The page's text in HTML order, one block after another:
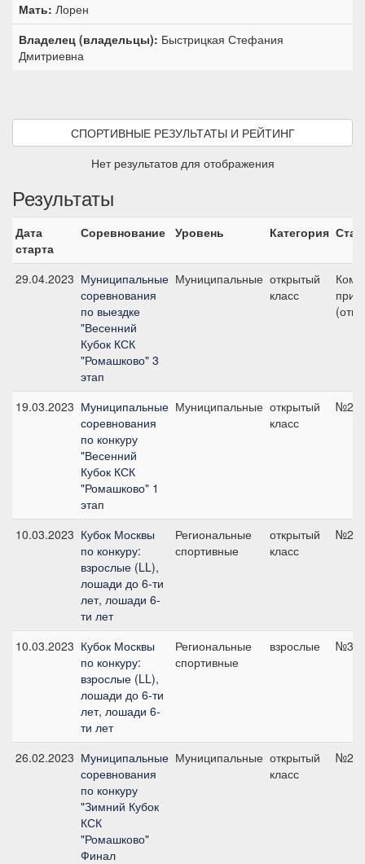
Мать: Лорен
Владелец (владельцы): Быстрицкая Стефания
Дмитриевна
СПОРТИВНЫЕ РЕЗУЛЬТАТЫ И РЕЙТИНГ
Нет результатов для отображения
Результаты
Дата
старта
Соревнование Уровень Категория
29.04.2023 Муниципальные
соревнования
по выездке
"Весенний
Кубок КСК
"Ромашково" 3
этап
Муниципальные открытый
класс
приз
19.03.2023 Муниципальные
соревнования
по конкуру
"Весенний
Кубок КСК
"Ромашково" 1
этап
Муниципальные открытый
класс
№2,
10.03.2023 Кубок Москвы
по конкуру:
взрослые (LL),
лошади до 6-ти
лет, лошади 6-
ти лет
Региональные
спортивные
открытый
класс
№2,
10.03.2023 Кубок Москвы
по конкуру:
взрослые (LL),
лошади до 6-ти
лет, лошади 6-
ти лет
Региональные
спортивные
взрослые №3,
26.02.2023 Муниципальные
соревнования
по конкуру
"Зимний Кубок
КСК
"Ромашково"
Финал
Муниципальные открытый
класс
№2,